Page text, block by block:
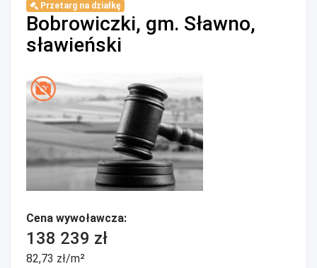
Przetarg na działkę
Bobrowiczki, gm. Sławno,
sławieński
Cena wywoławcza:
138 239 zł
82,73 zł/m²